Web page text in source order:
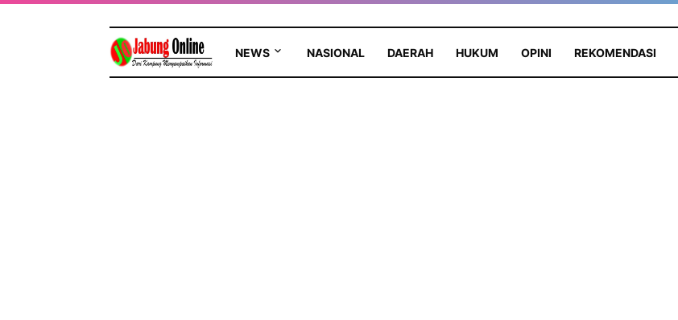
NEWS NASIONAL DAERAH HUKUM OPINI REKOMENDASI